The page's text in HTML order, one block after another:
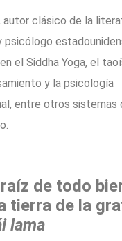
autor clásico de la
psicólogo
el Siddha Yoga, el
y la psicología
entre otros sistemas
raíz de todo
tierra de la
lama